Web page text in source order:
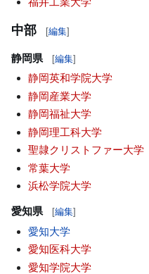
中部 [編集]
静岡県 [編集]
静岡英和学院大学
静岡産業大学
静岡福祉大学
静岡理工科大学
聖隷クリストファー大学
常葉大学
浜松学院大学
愛知県 [編集]
愛知大学
愛知医科大学
愛知学院大学